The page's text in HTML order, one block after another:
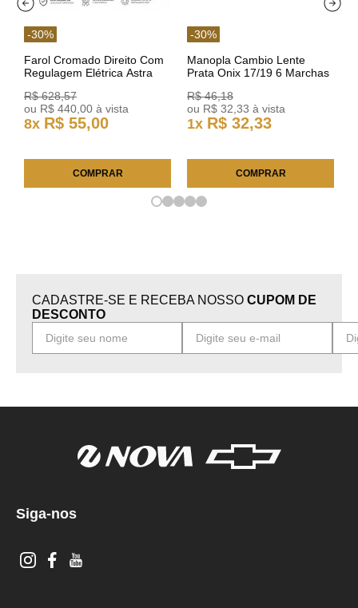
-30%
Farol Cromado Direito Com
Regulagem Elétrica Astra
R$ 628,57
ou R$ 440 00 à vista
8x R$ 55,00
COMPRAR
-30%
Manopla Cambio Lente
Prata Onix 17/19 6 Marchas
R$ 46,18
ou R$ 32 33 à vista
1x R$ 32,33
COMPRAR
CADASTRE-SE E RECEBA NOSSO CUPOM DE
DESCONTO
Siga-nos